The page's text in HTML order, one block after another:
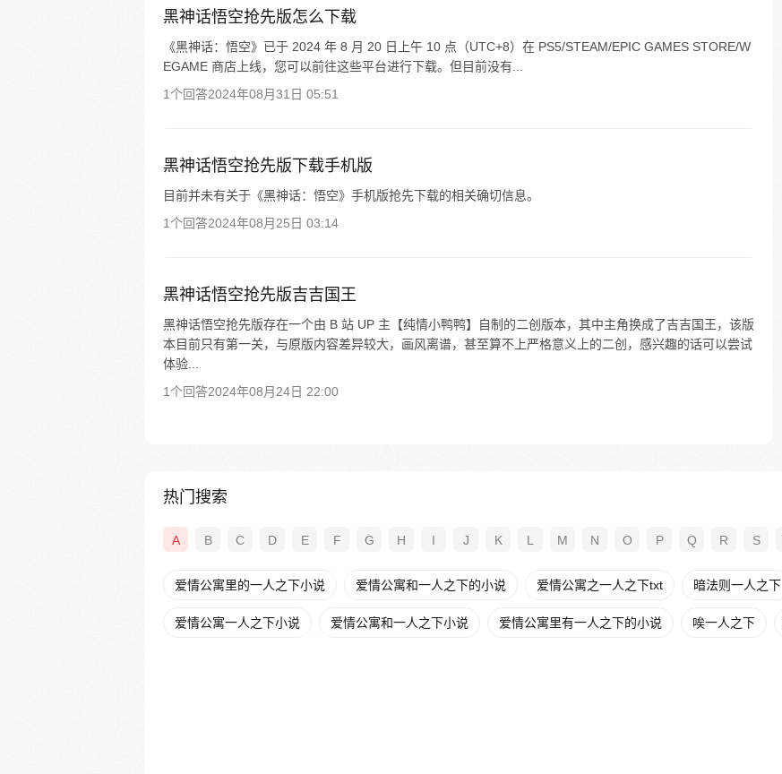
黑神话悟空抢先版怎么下载
《黑神话：悟空》已于 2024 年 8 月 20 日上午 10 点（UTC+8）在 PS5/STEAM/EPIC GAMES STORE/W
EGAME 商店上线，您可以前往这些平台进行下载。但目前没有...
1个回答2024年08月31日 05:51
黑神话悟空抢先版下载手机版
目前并未有关于《黑神话：悟空》手机版抢先下载的相关确切信息。
1个回答2024年08月25日 03:14
黑神话悟空抢先版吉吉国王
黑神话悟空抢先版存在一个由 B 站 UP 主【纯情小鸭鸭】自制的二创版本，其中主角换成了吉吉国王，该版
本目前只有第一关，与原版内容差异较大，画风离谱，甚至算不上严格意义上的二创，感兴趣的话可以尝试
体验...
1个回答2024年08月24日 22:00
热门搜索
A B C D E F G H I J K L M N O P Q R S
爱情公寓里的一人之下小说 爱情公寓和一人之下的小说 爱情公寓之一人之下txt 暗法则一人之下
爱情公寓一人之下小说 爱情公寓和一人之下小说 爱情公寓里有一人之下的小说 唉一人之下